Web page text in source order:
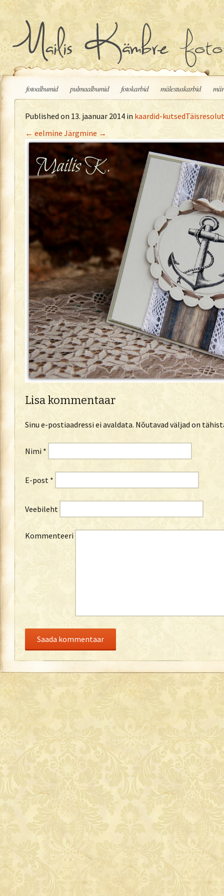
Liigu sisu juurde
fotoalbumid pulmaalbumid fotokarbid mälestuskarbid
Published on 13. jaanuar 2014 in kaardid-kutsed
← eelmineJärgmine →
Lisa kommentaar
Sinu e-postiaadressi ei avaldata. Nõutavad väljad on
Nimi *
E-post *
Veebileht
Kommenteeri